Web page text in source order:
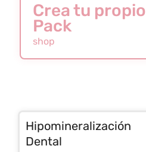
Crea tu propio
Pack
shop
Hipomineralización
Dental